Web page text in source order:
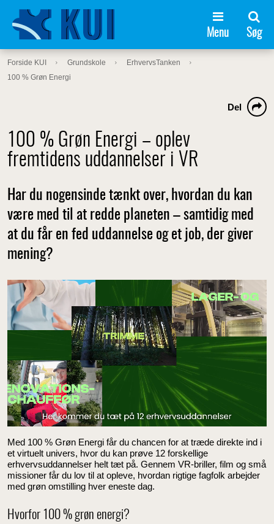
Menu Søg
Forside KUI Grundskole
ErhvervsTanken
100 % Grøn Energi
100 % Grøn Energi – oplev
fremtidens uddannelser i VR
Del
Har du nogensinde tænkt over, hvordan du kan
være med til at redde planeten – samtidig med
at du får en fed uddannelse og et job, der giver
mening?
Med 100 % Grøn Energi får du chancen for at træde direkte ind i
et virtuelt univers, hvor du kan prøve 12 forskellige
erhvervsuddannelser helt tæt på. Gennem VR-briller, film og små
missioner får du lov til at opleve, hvordan rigtige fagfolk arbejder
med grøn omstilling hver eneste dag.
Hvorfor 100 % grøn energi?